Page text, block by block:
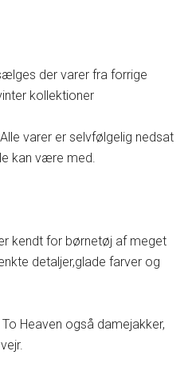
der varer fra forrige
kollektioner
varer er selvfølgelig nedsat
kan være med.
kendt for børnetøj af meget
detaljer,glade farver og
Heaven også damejakker,